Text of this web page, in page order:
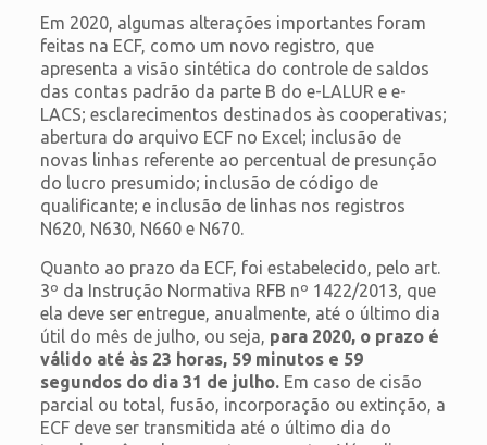
Em 2020, algumas alterações importantes foram
feitas na ECF, como um novo registro, que
apresenta a visão sintética do controle de saldos
das contas padrão da parte B do e-LALUR e e-
LACS; esclarecimentos destinados às cooperativas;
abertura do arquivo ECF no Excel; inclusão de
novas linhas referente ao percentual de presunção
do lucro presumido; inclusão de código de
qualificante; e inclusão de linhas nos registros
N620, N630, N660 e N670.
Quanto ao prazo da ECF, foi estabelecido, pelo art.
3º da Instrução Normativa RFB nº 1422/2013, que
ela deve ser entregue, anualmente, até o último dia
útil do mês de julho, ou seja, para 2020, o prazo é
válido até às 23 horas, 59 minutos e 59
segundos do dia 31 de julho.Em caso de cisão
parcial ou total, fusão, incorporação ou extinção, a
ECF deve ser transmitida até o último dia do